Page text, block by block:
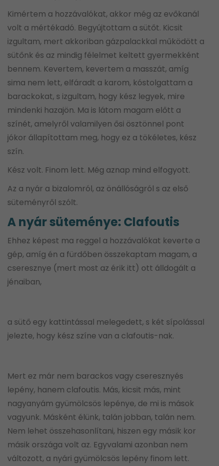
Kimértem a hozzávalókat, akkor még az evőkanál
volt a mértékadó. Begyújtottam a sütőt. Kicsit
izgultam, mert akkoriban gázpalackkal működött a
sütőnk és az mindig félelmet keltett gyermekként
bennem. Kevertem, kevertem a masszát, amíg
sima nem lett, elfáradt a karom, kóstolgattam a
barackokat, s izgultam, hogy kész legyek, mire
mindenki hazajön. Ma is látom magam előtt a
színét, amelyről valamilyen ősi ösztönnel pont
jókor állapítottam meg, hogy ez a tökéletes, kész
szín.
Kész volt. Finom lett. Még aznap mind elfogyott.
Az a nyár a bizalomról, az önállóságról s az első
süteményről szólt.
A nyár süteménye: Clafoutis
Ehhez képest ma reggel a hozzávalókat keverte a
gép, amíg én a fürdőben összekaptam magam, a
cseresznye (mert most az érik itt) ott álldogált a
jénaiban,
a sütő egy kattintással melegedett, s két sípolással
jelezte, hogy kész színe van a clafoutis-nak.
Mert ez már nem barackos vagy cseresznyés
lepény, hanem clafoutis. Más, kicsit más, mint
nagyanyám gyümölcsös lepénye, de mi is mások
vagyunk. Másként élünk, talán jobban, talán nem.
Nem lehet összehasonlítani, hiszen egy másik kor
másik országa volt az. Egyvalami azonban nem
változott, a nyári gyümölcsös lepény finom lett.